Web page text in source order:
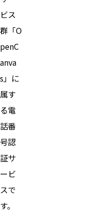
ビス
群「O
penC
anva
s」に
属す
る電
話番
号認
証サ
ービ
スで
す。